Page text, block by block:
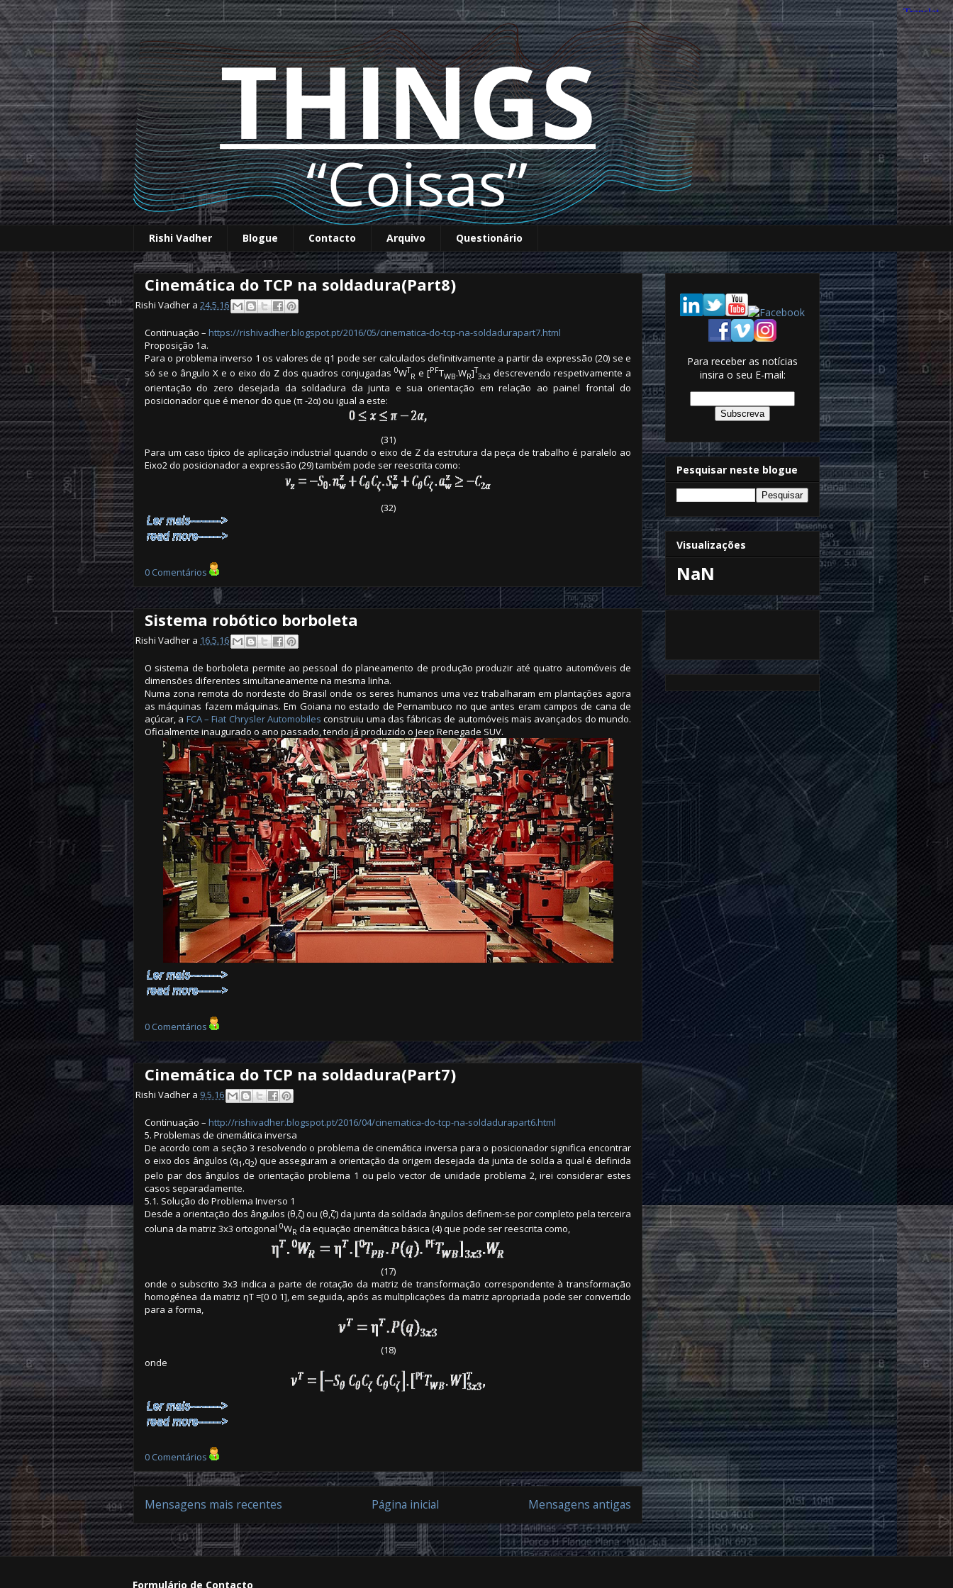
Rishi Vadher Blogue Contacto Arquivo Questionário
Cinemática do TCP na soldadura(Part8)
Rishi Vadher a 24.5.16
Continuação – https://rishivadher.blogspot.pt/2016/05/cinematica-do-tcp-na-soldadurapart7.html
Proposição 1a.
Para o problema inverso 1 os valores de q1 pode ser calculados definitivamente a partir da expressão (20) se e
só se o ângulo X e o eixo do Z dos quadros conjugadas 0WT
R e [PFTWB.WR]T
3x3 descrevendo respetivamente a
orientação do zero desejada da soldadura da junta e sua orientação em relação ao painel frontal do
posicionador que é menor do que (π -2α) ou igual a este:
(31)
Para um caso típico de aplicação industrial quando o eixo de Z da estrutura da peça de trabalho é paralelo ao
Eixo2 do posicionador a expressão (29) também pode ser reescrita como:
(32)
0 Comentários
Sistema robótico borboleta
Rishi Vadher a 16.5.16
O sistema de borboleta permite ao pessoal do planeamento de produção produzir até quatro automóveis de
dimensões diferentes simultaneamente na mesma linha.
Numa zona remota do nordeste do Brasil onde os seres humanos uma vez trabalharam em plantações agora
as máquinas fazem máquinas. Em Goiana no estado de Pernambuco no que antes eram campos de cana de
açúcar, a FCA – Fiat Chrysler Automobiles construiu uma das fábricas de automóveis mais avançados do mundo.
Oficialmente inaugurado o ano passado, tendo já produzido o Jeep Renegade SUV.
0 Comentários
Cinemática do TCP na soldadura(Part7)
Rishi Vadher a 9.5.16
Continuação – http://rishivadher.blogspot.pt/2016/04/cinematica-do-tcp-na-soldadurapart6.html
5. Problemas de cinemática inversa
De acordo com a seção 3 resolvendo o problema de cinemática inversa para o posicionador significa encontrar
o eixo dos ângulos (q1,q2) que asseguram a orientação da origem desejada da junta de solda a qual é definida
pelo par dos ângulos de orientação problema 1 ou pelo vector de unidade problema 2, irei considerar estes
casos separadamente.
5.1. Solução do Problema Inverso 1
Desde a orientação dos ângulos (θ,ζ) ou (θ,ζ’) da junta da soldada ângulos definem-se por completo pela terceira
coluna da matriz 3x3 ortogonal 0WR da equação cinemática básica (4) que pode ser reescrita como,
(17)
onde o subscrito 3x3 indica a parte de rotação da matriz de transformação correspondente à transformação
homogénea da matriz ηT =[0 0 1], em seguida, após as multiplicações da matriz apropriada pode ser convertido
para a forma,
(18)
onde
0 Comentários
Mensagens mais recentes Mensagens antigas
Página inicial
Para receber as notícias
insira o seu E-mail:
Pesquisar neste blogue
Visualizações
NaN
Formulário de Contacto